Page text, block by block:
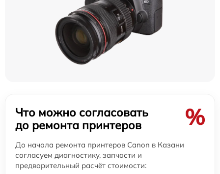
Что можно согласовать
до ремонта принтеров
%
До начала ремонта принтеров Canon в Казани
согласуем диагностику, запчасти и
предварительный расчёт стоимости: